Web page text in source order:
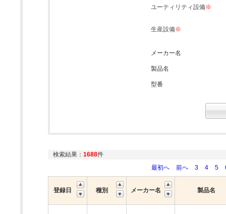
ユーティリティ設備※
生産設備※
メーカー名
製品名
型番
検索結果： 1688件
最初へ
前へ 3 4 5
登録日 種別 メーカー名 製品名